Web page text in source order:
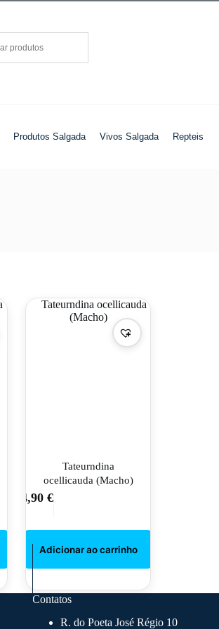
Produtos Salgada Vivos Salgada Repteis
Tateurndina
ocellicauda (Macho)
4,90 €
Contatos
R. do Poeta José Régio 10